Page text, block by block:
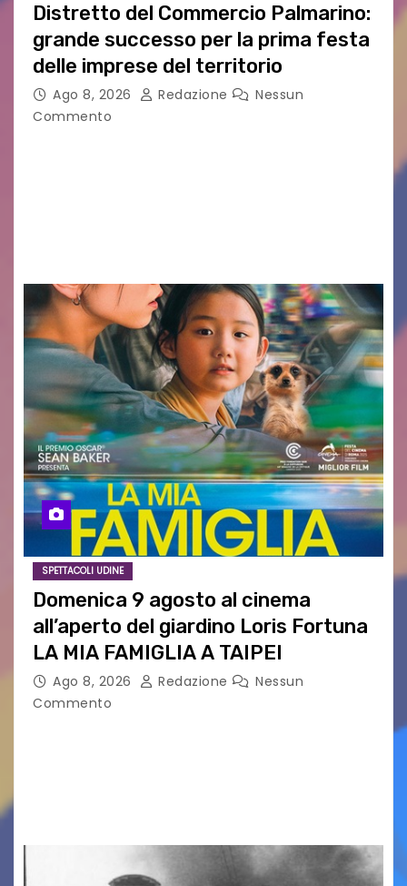
Distretto del Commercio Palmarino:
grande successo per la prima festa
delle imprese del territorio
Ago 8, 2026 Redazione
Nessun
Commento
SPETTACOLI UDINE
Domenica 9 agosto al cinema
all’aperto del giardino Loris Fortuna
LA MIA FAMIGLIA A TAIPEI
Ago 8, 2026 Redazione
Nessun
Commento